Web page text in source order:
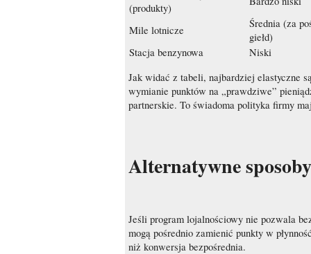
(produkty)
Mile lotnicze
Średnia (za
giełd)
Stacja benzynowa
Niski
Jak widać z tabeli, najbardziej elastyczne
wymianie punktów na „prawdziwe”
partnerskie. To świadoma polityka firmy
Alternatywne
Jeśli program lojalnościowy nie pozwala
mogą pośrednio zamienić punkty w
niż konwersja bezpośrednia.